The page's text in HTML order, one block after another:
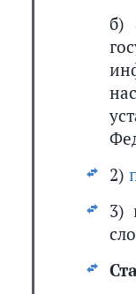
б)
2)
3)